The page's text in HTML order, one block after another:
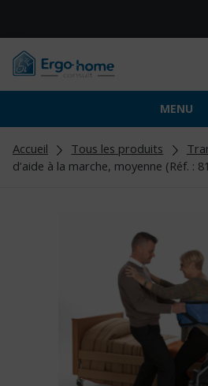
MENU
Accueil Tous les produits
d’aide à la marche, moyenne (Réf. :